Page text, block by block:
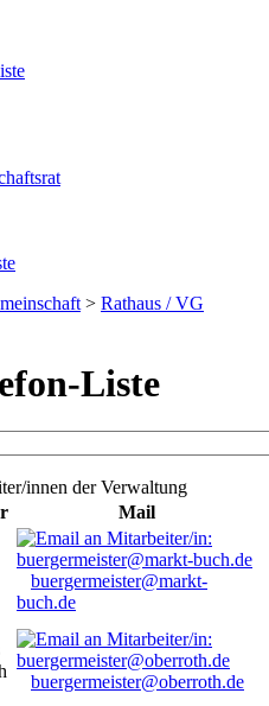
> Rathaus / VG
Liste
innen der Verwaltung
Mail
buergermeister@markt-
buch.de
buergermeister@oberroth.de